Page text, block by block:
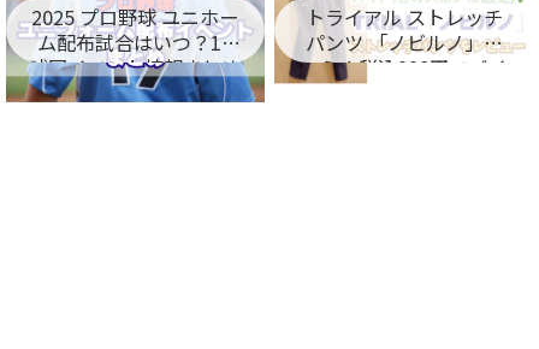
2025 プロ野球 ユニホー
ム配布試合はいつ？12
球団イベント情報まとめ
トライアル ストレッチ
パンツ 「ノビルノ」口
コミ！税込998円でバイ
ト用のズボンに最適！